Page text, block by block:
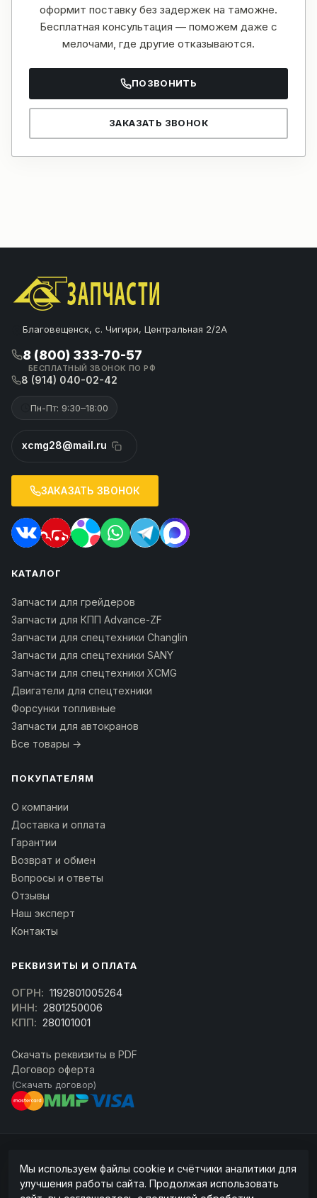
оформит поставку без задержек на таможне.
Бесплатная консультация — поможем даже с
мелочами, где другие отказываются.
ПОЗВОНИТЬ
ЗАКАЗАТЬ ЗВОНОК
Благовещенск, с. Чигири, Центральная 2/2А
8 (800) 333-70-57
БЕСПЛАТНЫЙ ЗВОНОК ПО РФ
8 (914) 040-02-42
Пн-Пт: 9:30–18:00
xcmg28@mail.ru
ЗАКАЗАТЬ ЗВОНОК
КАТАЛОГ
Запчасти для грейдеров
Запчасти для КПП Advance-ZF
Запчасти для спецтехники Changlin
Запчасти для спецтехники SANY
Запчасти для спецтехники XCMG
Двигатели для спецтехники
Форсунки топливные
Запчасти для автокранов
Все товары →
ПОКУПАТЕЛЯМ
О компании
Доставка и оплата
Гарантии
Возврат и обмен
Вопросы и ответы
Отзывы
Наш эксперт
Контакты
РЕКВИЗИТЫ И ОПЛАТА
ОГРН: 1192801005264
ИНН: 2801250006
КПП: 280101001
Скачать реквизиты в PDF
Договор оферта
(Скачать договор)
ссылка на источник обязательна.
Информация на сайте не является публичной офертой (ст. 437 ГК РФ).
Мы используем файлы cookie и счётчики аналитики для
улучшения работы сайта. Продолжая использовать